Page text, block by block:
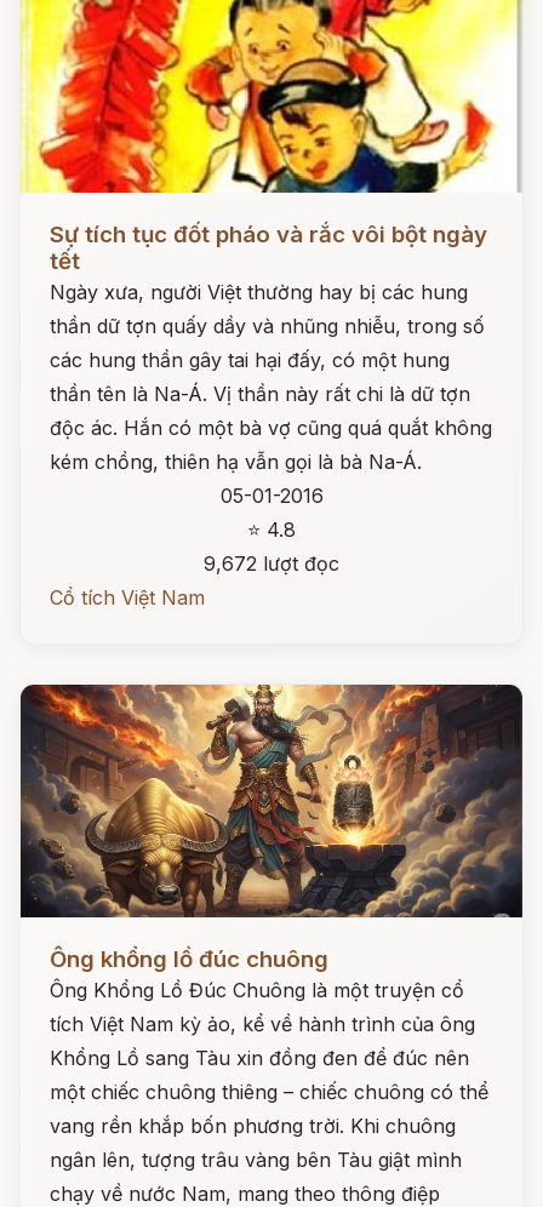
Sự tích tục đốt pháo và rắc vôi bột ngày
tết
Ngày xưa, người Việt thường hay bị các hung
thần dữ tợn quấy dầy và nhũng nhiễu, trong số
các hung thần gây tai hại đấy, có một hung
thần tên là Na-Á. Vị thần này rất chi là dữ tợn
độc ác. Hắn có một bà vợ cũng quá quắt không
kém chồng, thiên hạ vẫn gọi là bà Na-Á.
05-01-2016
⭐ 4.8
9,672 lượt đọc
Cổ tích Việt Nam
Đọc ngay
Ông khổng lồ đúc chuông
Ông Khổng Lồ Đúc Chuông là một truyện cổ
tích Việt Nam kỳ ảo, kể về hành trình của ông
Khổng Lồ sang Tàu xin đồng đen để đúc nên
một chiếc chuông thiêng – chiếc chuông có thể
vang rền khắp bốn phương trời. Khi chuông
ngân lên, tượng trâu vàng bên Tàu giật mình
chạy về nước Nam, mang theo thông điệp